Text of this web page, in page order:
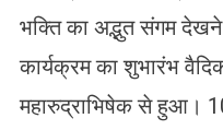
भक्ति का अद्भुत संगम देखने
कार्यक्रम का शुभारंभ
महारुद्राभिषेक से हुआ।